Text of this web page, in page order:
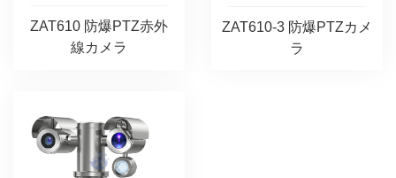
ZAT610 防爆PTZ赤外
線カメラ
ZAT610-3 防爆PTZカメ
ラ